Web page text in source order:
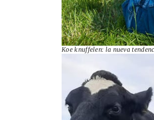
Koe knuffelen: la nueva